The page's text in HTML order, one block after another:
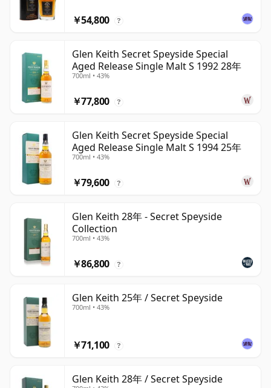
￥54,800 ?
Glen Keith Secret Speyside Special
Aged Release Single Malt S 1992 28年
700ml • 43%
￥77,800 ?
Glen Keith Secret Speyside Special
Aged Release Single Malt S 1994 25年
700ml • 43%
￥79,600 ?
Glen Keith 28年 - Secret Speyside
Collection
700ml • 43%
￥86,800 ?
Glen Keith 25年 / Secret Speyside
700ml • 43%
￥71,100 ?
Glen Keith 28年 / Secret Speyside